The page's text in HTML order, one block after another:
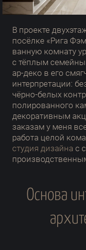
В проекте
посёлке «Рига
ванную комнату
с тёплым
ар-деко в его
интерпретации:
чёрно-белых
полированного
декоративным
заказам у меня
работа целой
студия дизайна с
Основа